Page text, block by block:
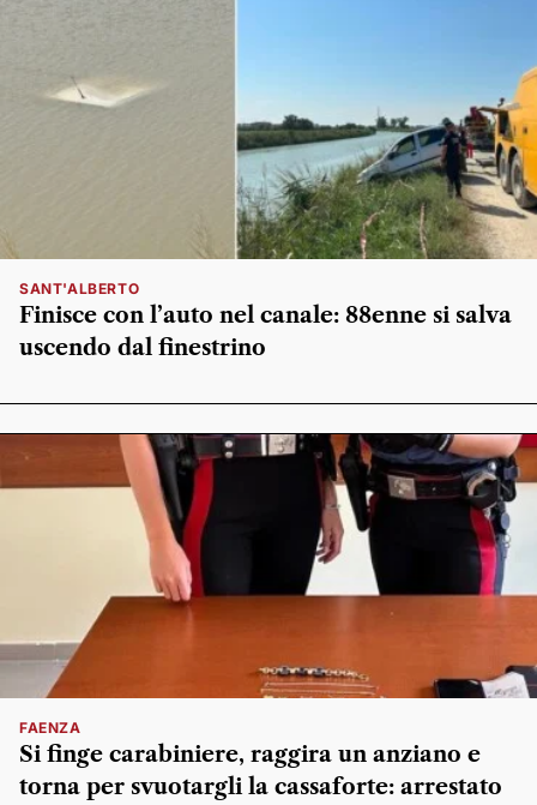
SANT'ALBERTO
Finisce con l’auto nel canale: 88enne si salva
uscendo dal finestrino
FAENZA
Si finge carabiniere, raggira un anziano e
torna per svuotargli la cassaforte: arrestato